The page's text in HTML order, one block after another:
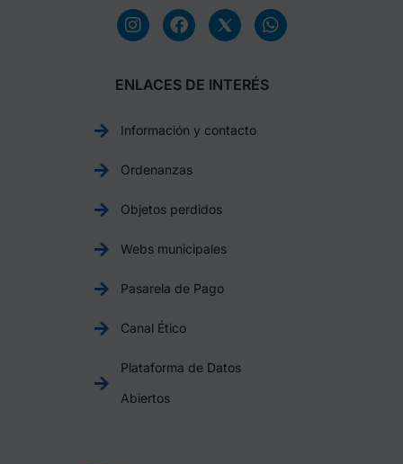
ENLACES DE INTERÉS
Información y contacto
Ordenanzas
Objetos perdidos
Webs municipales
Pasarela de Pago
Canal Ético
Plataforma de Datos
Abiertos